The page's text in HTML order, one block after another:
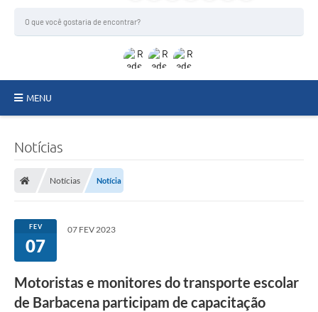
MENU
Meio Ambiente
Ouvidoria
Serviços
Notícias
Notícias Notícia
FEV
07
07 FEV 2023
Motoristas e monitores do transporte escolar
de Barbacena participam de capacitação